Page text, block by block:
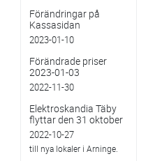
Förändringar på
Kassasidan
2023-01-10
Förändrade priser
2023-01-03
2022-11-30
Elektroskandia Täby
flyttar den 31 oktober
2022-10-27
till nya lokaler i Arninge.